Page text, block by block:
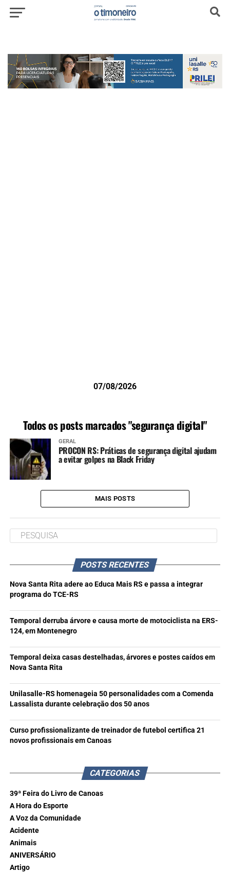
07/08/2026
Todos os posts marcados "segurança digital"
GERAL
PROCON RS: Práticas de segurança digital ajudam
a evitar golpes na Black Friday
MAIS POSTS
POSTS RECENTES
Nova Santa Rita adere ao Educa Mais RS e passa a integrar
programa do TCE-RS
Temporal derruba árvore e causa morte de motociclista na ERS-
124, em Montenegro
Temporal deixa casas destelhadas, árvores e postes caídos em
Nova Santa Rita
Unilasalle-RS homenageia 50 personalidades com a Comenda
Lassalista durante celebração dos 50 anos
Curso profissionalizante de treinador de futebol certifica 21
novos profissionais em Canoas
CATEGORIAS
39ª Feira do Livro de Canoas
A Hora do Esporte
A Voz da Comunidade
Acidente
Animais
ANIVERSÁRIO
Artigo